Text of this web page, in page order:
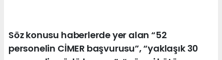
Söz konusu haberlerde yer alan “52
personelin CİMER başvurusu”, “yaklaşık 30